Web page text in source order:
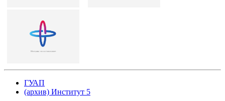
ГУАП
(архив) Институт 5